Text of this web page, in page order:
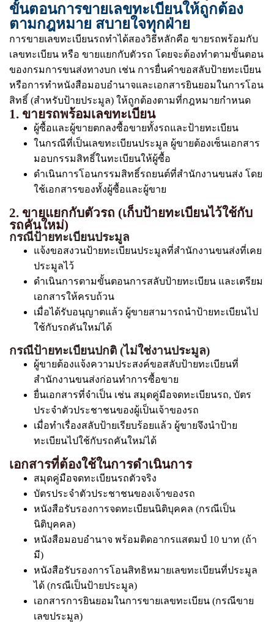
ขั้นตอนการขายเลขทะเบียนให้ถูกต้อง
ตามกฎหมาย สบายใจทุกฝ่าย
การขายเลขทะเบียนรถทำได้สองวิธีหลักคือ ขายรถพร้อมกับ
เลขทะเบียน หรือ ขายแยกกับตัวรถ โดยจะต้องทำตามขั้นตอน
ของกรมการขนส่งทางบก เช่น การยื่นคำขอสลับป้ายทะเบียน
หรือการทำหนังสือมอบอำนาจและเอกสารยินยอมในการโอน
สิทธิ์ (สำหรับป้ายประมูล) ให้ถูกต้องตามที่กฎหมายกำหนด
1. ขายรถพร้อมเลขทะเบียน
ผู้ซื้อและผู้ขายตกลงซื้อขายทั้งรถและป้ายทะเบียน
ในกรณีที่เป็นเลขทะเบียนประมูล ผู้ขายต้องเซ็นเอกสาร
มอบกรรมสิทธิ์ในทะเบียนให้ผู้ซื้อ
ดำเนินการโอนกรรมสิทธิ์รถยนต์ที่สำนักงานขนส่ง โดย
ใช้เอกสารของทั้งผู้ซื้อและผู้ขาย
2. ขายแยกกับตัวรถ (เก็บป้ายทะเบียนไว้ใช้กับ
รถคันใหม่)
กรณีป้ายทะเบียนประมูล
แจ้งขอสงวนป้ายทะเบียนประมูลที่สำนักงานขนส่งที่เคย
ประมูลไว้
ดำเนินการตามขั้นตอนการสลับป้ายทะเบียน และเตรียม
เอกสารให้ครบถ้วน
เมื่อได้รับอนุญาตแล้ว ผู้ขายสามารถนำป้ายทะเบียนไป
ใช้กับรถคันใหม่ได้
กรณีป้ายทะเบียนปกติ (ไม่ใช่งานประมูล)
ผู้ขายต้องแจ้งความประสงค์ขอสลับป้ายทะเบียนที่
สำนักงานขนส่งก่อนทำการซื้อขาย
ยื่นเอกสารที่จำเป็น เช่น สมุดคู่มือจดทะเบียนรถ, บัตร
ประจำตัวประชาชนของผู้เป็นเจ้าของรถ
เมื่อทำเรื่องสลับป้ายเรียบร้อยแล้ว ผู้ขายจึงนำป้าย
ทะเบียนไปใช้กับรถคันใหม่ได้
เอกสารที่ต้องใช้ในการดำเนินการ
สมุดคู่มือจดทะเบียนรถตัวจริง
บัตรประจำตัวประชาชนของเจ้าของรถ
หนังสือรับรองการจดทะเบียนนิติบุคคล (กรณีเป็น
นิติบุคคล)
หนังสือมอบอำนาจ พร้อมติดอากรแสตมป์ 10 บาท (ถ้า
มี)
หนังสือรับรองการโอนสิทธิหมายเลขทะเบียนที่ประมูล
ได้ (กรณีเป็นป้ายประมูล)
เอกสารการยินยอมในการขายเลขทะเบียน (กรณีขาย
เลขประมูล)